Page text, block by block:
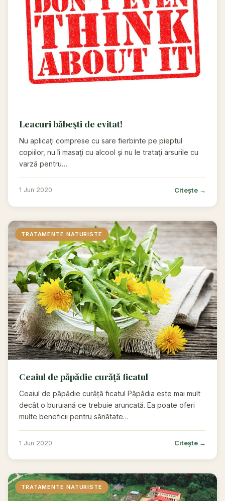
Leacuri băbeşti de evitat!
Nu aplicaţi comprese cu sare fierbinte pe pieptul
copiilor, nu îi masaţi cu alcool şi nu le trataţi arsurile cu
varză pentru…
1 Jun 2020 Citește →
TRATAMENTE NATURISTE
Ceaiul de păpădie curăță ficatul
Ceaiul de păpădie curăță ficatul Păpădia este mai mult
decât o buruiană ce trebuie aruncată. Ea poate oferi
multe beneficii pentru sănătate…
1 Jun 2020 Citește →
TRATAMENTE NATURISTE